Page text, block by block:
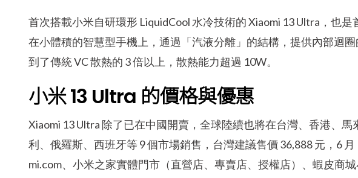
首次搭載小米自研環形 LiquidCool 水冷技術的 Xiaomi 13 Ultra，也
在小體積的智慧型手機上，通過「汽液分離」的結構，提供內部迴
到了傳統 VC 散熱的 3 倍以上，散熱能力超過 10W。
小米 13 Ultra 的價格與優惠
Xiaomi 13 Ultra 除了已在中國開賣，全球陸續也將在台灣、香港、
利、俄羅斯、西班牙等 9 個市場銷售，台灣建議售價 36,888 元，6
mi.com、小米之家實體門市（直營店、專賣店、授權店）、蝦皮商